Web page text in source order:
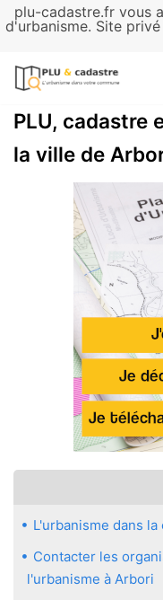
plu-cadastre.fr vous
d'urbanisme. Site
Aller
contenu
PLU, cadastre
la ville de
L'urbanisme dans
Contacter les
l'urbanisme à Arbori